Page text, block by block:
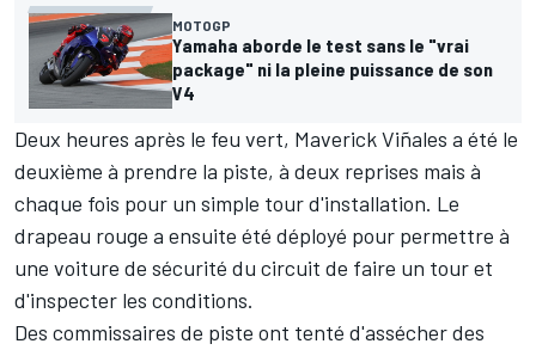
MOTOGP
Yamaha aborde le test sans le "vrai
package" ni la pleine puissance de son
V4
Deux heures après le feu vert, Maverick Viñales a été le
deuxième à prendre la piste, à deux reprises mais à
chaque fois pour un simple tour d'installation. Le
drapeau rouge a ensuite été déployé pour permettre à
une voiture de sécurité du circuit de faire un tour et
d'inspecter les conditions.
Des commissaires de piste ont tenté d'assécher des